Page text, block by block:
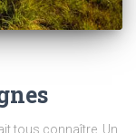
tous connaître. Un